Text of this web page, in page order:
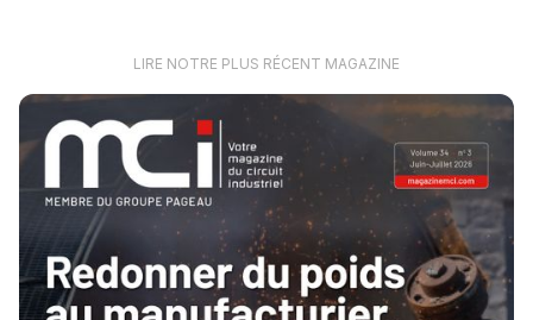
LIRE NOTRE PLUS RÉCENT MAGAZINE